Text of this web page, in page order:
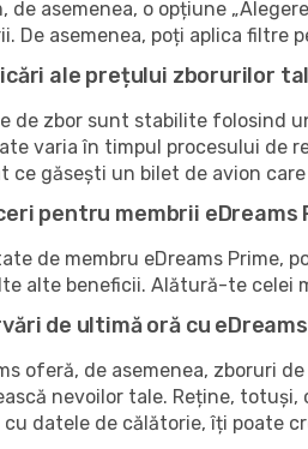
de asemenea, o opțiune
De asemenea, poți aplica filtre
ale prețului zborurilor
de zbor sunt stabilite folosind
varia în timpul procesului de
ce găsești un bilet de avion
pentru membrii eDreams
de membru eDreams Prime,
alte beneficii. Alătură-te celei
de ultimă oră cu eDreams
oferă, de asemenea, zboruri
nevoilor tale. Reține,
datele de călătorie, îți poate